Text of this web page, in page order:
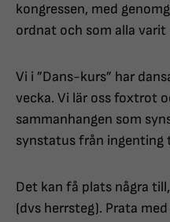
kongressen, med
ordnat och som alla
Vi i ”Dans-kurs” har
vecka. Vi lär oss foxtrot
sammanhangen som
synstatus från ingenting
Det kan få plats några
(dvs herrsteg). Prata